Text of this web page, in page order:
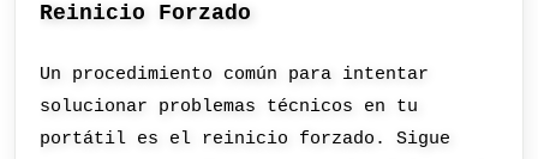
Reinicio Forzado
Un procedimiento común para intentar
solucionar problemas técnicos en tu
portátil es el reinicio forzado. Sigue